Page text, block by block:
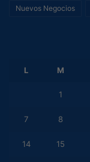
Nuevos Negocios
L M
1
7 8
14 15